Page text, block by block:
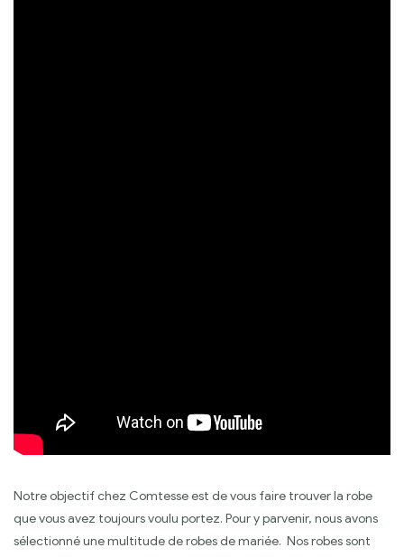
Notre objectif chez Comtesse est de vous faire trouver la robe
que vous avez toujours voulu portez. Pour y parvenir, nous avons
sélectionné une multitude de robes de mariée. Nos robes sont